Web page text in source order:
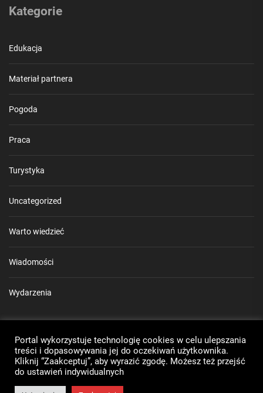
Kategorie
Edukacja
Materiał partnera
Pogoda
Praca
Turystyka
Uncategorized
Warto wiedzieć
Wiadomości
Wydarzenia
Rozkład jazdy MZK Puławy
Portal wykorzystuje technologię cookies w celu ulepszania
treści i dopasowywania jej do oczekiwań użytkownika.
Kliknij “Zaakceptuj”, aby wyrazić zgodę. Możesz też przejść
do ustawień indywidualnych